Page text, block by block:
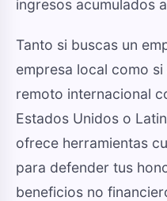
ingresos acumulados
Tanto si buscas un
empresa local como
remoto internacional
Estados Unidos o
ofrece herramientas
para defender tus
beneficios no